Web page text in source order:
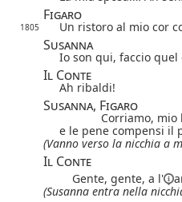
Figaro
1805 Un ristoro al mio cor
Susanna
Io son qui, faccio quel
Il Conte
Ah ribaldi!
Susanna, Figaro
Corriamo, mio
e le pene compensi il
(Vanno verso la nicchia a
Il Conte
Gente, gente, a l'
(Susanna entra nella